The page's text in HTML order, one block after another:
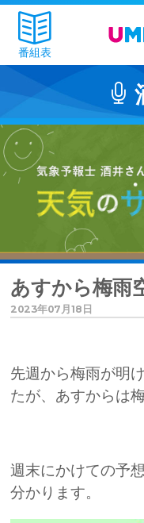
番組表
あすから梅雨
2023年07月18日
先週から梅雨が明
たが、あすからは
週末にかけての予
分かります。